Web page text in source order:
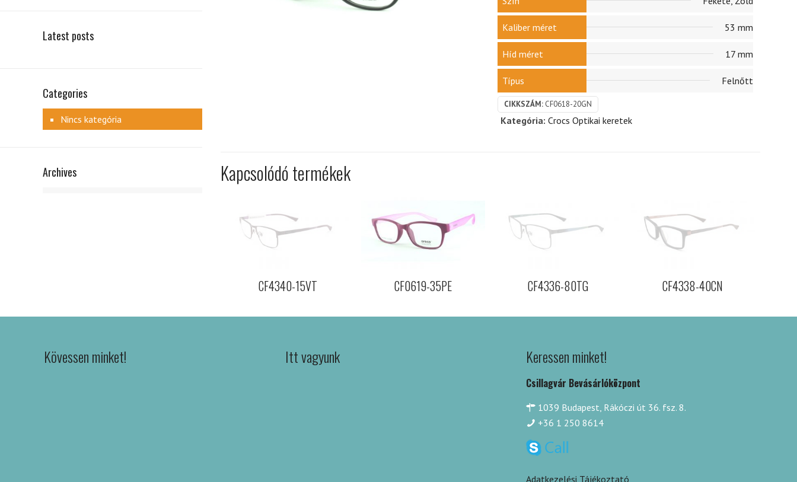
Kaliber méret 53 mm
Híd méret 17 mm
Típus Felnőtt
CIKKSZÁM: CF0618-20GN
Kategória: Crocs Optikai keretek
Kapcsolódó termékek
CF4340-15VT CF0619-35PE CF4336-80TG CF4338-40CN
Latest posts
Categories
Nincs kategória
Archives
Kövessen minket! Itt vagyunk Keressen minket!
Csillagvár Bevásárlóközpont
1039 Budapest, Rákóczi út 36. fsz. 8.
+36 1 250 8614
Adatkezelési Tájékoztató